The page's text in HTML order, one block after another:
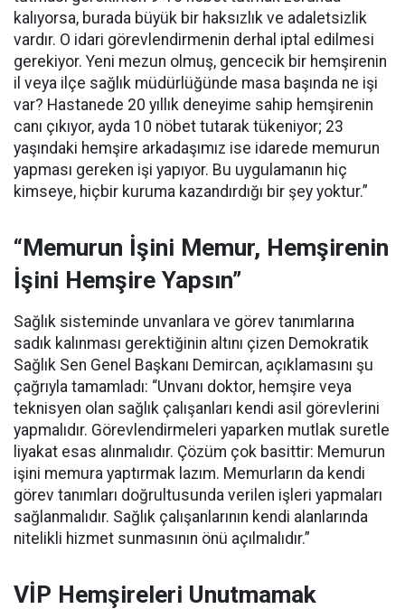
kalıyorsa, burada büyük bir haksızlık ve adaletsizlik
vardır. O idari görevlendirmenin derhal iptal edilmesi
gerekiyor. Yeni mezun olmuş, gencecik bir hemşirenin
il veya ilçe sağlık müdürlüğünde masa başında ne işi
var? Hastanede 20 yıllık deneyime sahip hemşirenin
canı çıkıyor, ayda 10 nöbet tutarak tükeniyor; 23
yaşındaki hemşire arkadaşımız ise idarede memurun
yapması gereken işi yapıyor. Bu uygulamanın hiç
kimseye, hiçbir kuruma kazandırdığı bir şey yoktur.”
“Memurun İşini Memur, Hemşirenin
İşini Hemşire Yapsın”
Sağlık sisteminde unvanlara ve görev tanımlarına
sadık kalınması gerektiğinin altını çizen Demokratik
Sağlık Sen Genel Başkanı Demircan, açıklamasını şu
çağrıyla tamamladı: “Unvanı doktor, hemşire veya
teknisyen olan sağlık çalışanları kendi asil görevlerini
yapmalıdır. Görevlendirmeleri yaparken mutlak suretle
liyakat esas alınmalıdır. Çözüm çok basittir: Memurun
işini memura yaptırmak lazım. Memurların da kendi
görev tanımları doğrultusunda verilen işleri yapmaları
sağlanmalıdır. Sağlık çalışanlarının kendi alanlarında
nitelikli hizmet sunmasının önü açılmalıdır.”
VİP Hemşireleri Unutmamak